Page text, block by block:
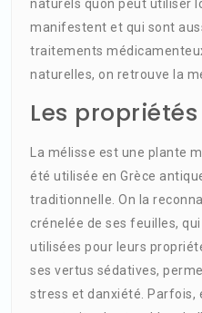
naturels quon peut utiliser
manifestent et qui sont
traitements
naturelles, on retrouve la
Les
La mélisse est une plante
été utilisée en Grèce
traditionnelle. On la
crénelée de ses feuilles,
utilisées pour leurs
ses vertus sédatives,
stress et danxiété. Parfois,